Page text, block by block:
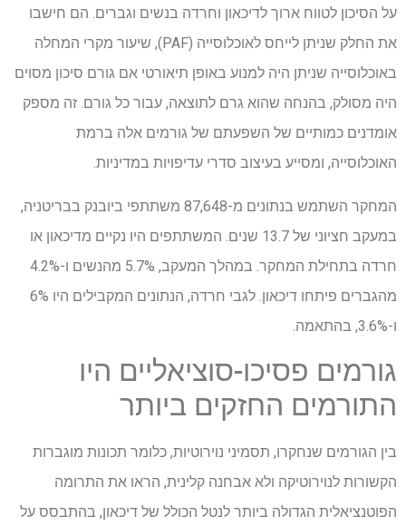
על הסיכון לטווח ארוך לדיכאון וחרדה בנשים וגברים. הם חישבו
את החלק שניתן לייחס לאוכלוסייה (PAF ), שיעור מקרי המחלה
באוכלוסייה שניתן היה למנוע באופן תיאורטי אם גורם סיכון מסוים
היה מסולק, בהנחה שהוא גרם לתוצאה, עבור כל גורם. זה מספק
אומדנים כמותיים של השפעתם של גורמים אלה ברמת
האוכלוסייה, ומסייע בעיצוב סדרי עדיפויות במדיניות.
המחקר השתמש בנתונים מ-87,648 משתתפי ביובנק בבריטניה,
במעקב חציוני של 13.7 שנים. המשתתפים היו נקיים מדיכאון או
חרדה בתחילת המחקר. במהלך המעקב, 5.7% מהנשים ו-4.2%
מהגברים פיתחו דיכאון. לגבי חרדה, הנתונים המקבילים היו 6%
ו-3.6%, בהתאמה.
גורמים פסיכו-סוציאליים היו
התורמים החזקים ביותר
בין הגורמים שנחקרו, תסמיני נוירוטיות, כלומר תכונות מוגברות
הקשורות לנוירוטיקה ולא אבחנה קלינית, הראו את התרומה
הפוטנציאלית הגדולה ביותר לנטל הכולל של דיכאון, בהתבסס על